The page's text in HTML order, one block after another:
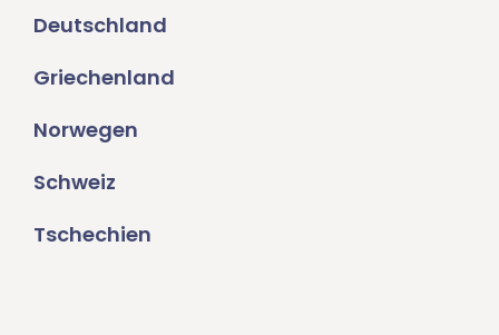
Deutschland
Griechenland
Norwegen
Schweiz
Tschechien